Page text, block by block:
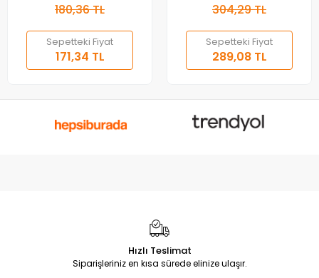
180,36 TL
Sepetteki Fiyat
171,34 TL
304,29 TL
Sepetteki Fiyat
289,08 TL
Hızlı Teslimat
Siparişleriniz en kısa sürede elinize ulaşır.